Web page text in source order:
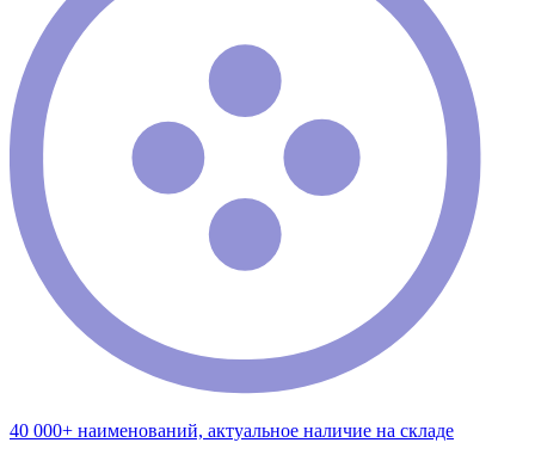
40 000+ наименований, актуальное наличие на складе